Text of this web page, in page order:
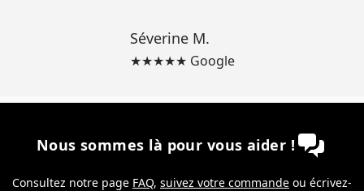
Séverine M.
★★★★★ Google
Nous sommes là pour vous aider !
Consultez notre page FAQ, suivez votre commande ou écrivez-